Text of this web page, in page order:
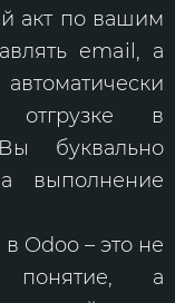
акт по вашим
email, а
в
буквально
выполнение
Odoo – это не
понятие, а